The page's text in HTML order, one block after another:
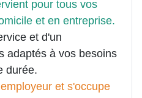
pour tous vos
et en entreprise.
et d'un
adaptés à vos besoins
durée.
et s'occupe